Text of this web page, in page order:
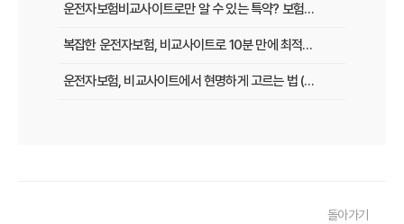
운전자보험비교사이트로만 알 수 있는 특약? 보험료 절감 비법 공개
복잡한 운전자보험, 비교사이트로 10분 만에 최적의 설계 끝내는 법
운전자보험, 비교사이트에서 현명하게 고르는 법 (보장 VS 가격)
돌아가기